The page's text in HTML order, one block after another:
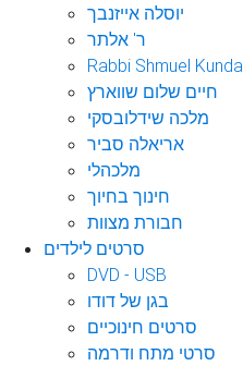
יוסלה אייזנבך
ר' אלתר
Rabbi Shmuel Kunda
חיים שלום שווארץ
מלכה שידלובסקי
אריאלה סביר
מלכהלי
חינוך בחיוך
חבורת מצוות
סרטים לילדים
DVD - USB
בגן של דודו
סרטים חינוכיים
סרטי מתח ודרמה